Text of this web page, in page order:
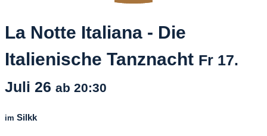
La Notte Italiana - Die
Italienische Tanznacht Fr 17.
Juli 26 ab 20:30
im Silkk